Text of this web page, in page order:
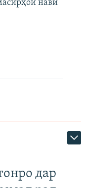
нави
дар